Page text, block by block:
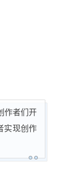
作者们开
实现创作